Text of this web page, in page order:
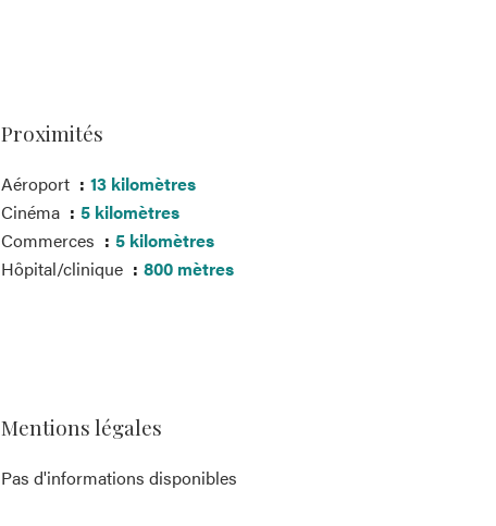
Proximités
Aéroport
13 kilomètres
Cinéma
5 kilomètres
Commerces
5 kilomètres
Hôpital/clinique
800 mètres
Mentions légales
Pas d'informations disponibles